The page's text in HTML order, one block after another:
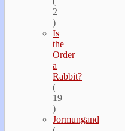
2
)
Is
the
Order
a
Rabbit?
(
19
)
Jormungand